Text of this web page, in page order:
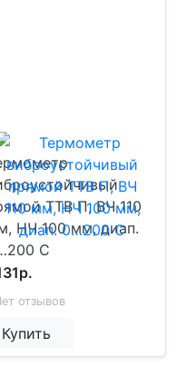
ТТВ П, ВЧ 110
НЧ 100 мм, диап.
С
отзывов
Купить